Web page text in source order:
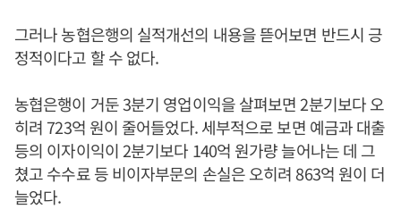
그러나 농협은행의 실적개선의 내용을 뜯어보면 반드시 긍
정적이다고 할 수 없다.
농협은행이 거둔 3분기 영업이익을 살펴보면 2분기보다 오
히려 723억 원이 줄어들었다. 세부적으로 보면 예금과 대출
등의 이자이익이 2분기보다 140억 원가량 늘어나는 데 그
쳤고 수수료 등 비이자부문의 손실은 오히려 863억 원이 더
늘었다.